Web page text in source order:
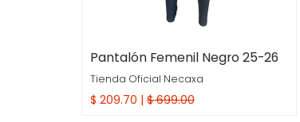
Pantalón Femenil Negro 25-26
Tienda Oficial Necaxa
$ 209.70 | $ 699.00